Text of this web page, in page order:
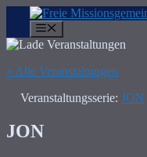
Inhalt
springen
« Alle Veranstaltungen
Veranstaltungsserie: JON
JON